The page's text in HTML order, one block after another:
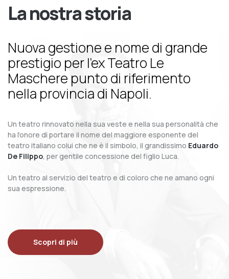
La nostra storia
Nuova gestione e nome di grande
prestigio per l’ex Teatro Le
Maschere punto di riferimento
nella provincia di Napoli.
Un teatro rinnovato nella sua veste e nella sua personalità che
ha l’onore di portare il nome del maggiore esponente del
teatro italiano colui che ne è il simbolo, il grandissimo Eduardo
De Filippo, per gentile concessione del figlio Luca.
Un teatro al servizio del teatro e di coloro che ne amano ogni
sua espressione.
Scopri di più